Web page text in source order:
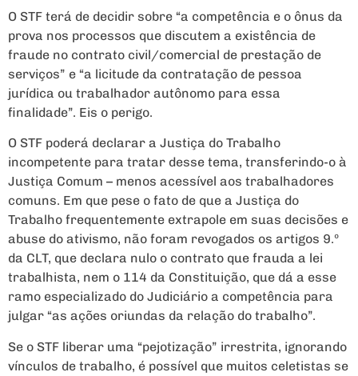
O STF terá de decidir sobre “a competência e o ônus da
prova nos processos que discutem a existência de
fraude no contrato civil/comercial de prestação de
serviços” e “a licitude da contratação de pessoa
jurídica ou trabalhador autônomo para essa
finalidade”. Eis o perigo.
O STF poderá declarar a Justiça do Trabalho
incompetente para tratar desse tema, transferindo-o à
Justiça Comum – menos acessível aos trabalhadores
comuns. Em que pese o fato de que a Justiça do
Trabalho frequentemente extrapole em suas decisões e
abuse do ativismo, não foram revogados os artigos 9.º
da CLT, que declara nulo o contrato que frauda a lei
trabalhista, nem o 114 da Constituição, que dá a esse
ramo especializado do Judiciário a competência para
julgar “as ações oriundas da relação do trabalho”.
Se o STF liberar uma “pejotização” irrestrita, ignorando
vínculos de trabalho, é possível que muitos celetistas se